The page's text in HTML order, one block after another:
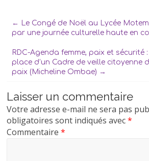
←
Le Congé de Noël au Lycée
par une journée culturelle haute en
RDC-Agenda femme, paix et sécurité
place d’un Cadre de veille citoyenne
paix (Micheline Ombae) →
Laisser un commentaire
Votre adresse e-mail ne sera pas
obligatoires sont indiqués avec*
Commentaire*